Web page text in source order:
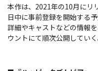
本作は、2021年の10月にリ
日中に事前登録を開始する
詳細やキャストなどの情報
ウントにて順次公開していく